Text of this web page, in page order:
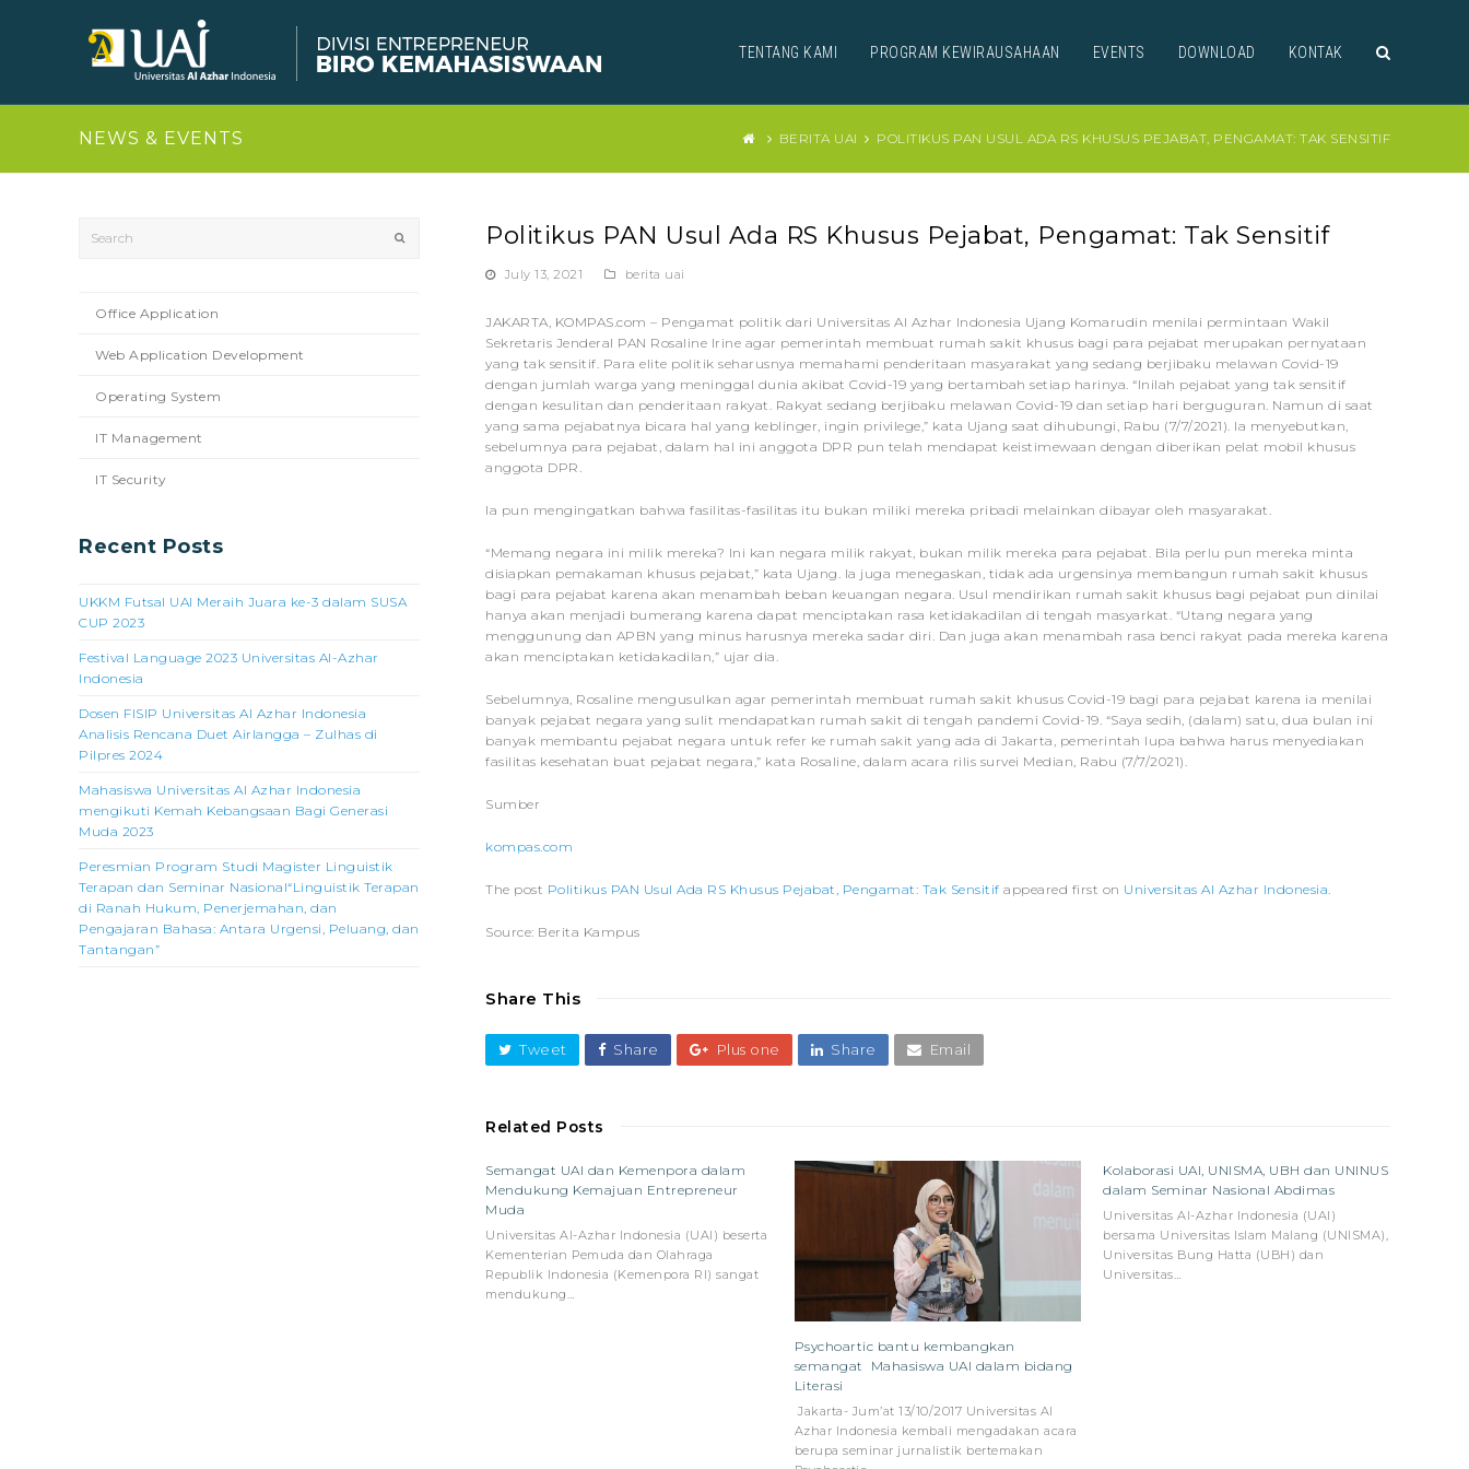
TENTANG KAMI PROGRAM KEWIRAUSAHAAN EVENTS DOWNLOAD KONTAK
NEWS & EVENTS BERITA UAI POLITIKUS PAN USUL ADA RS KHUSUS PEJABAT, PENGAMAT: TAK SENSITIF
Politikus PAN Usul Ada RS Khusus Pejabat, Pengamat: Tak Sensitif
July 13, 2021 berita uai
JAKARTA, KOMPAS.com – Pengamat politik dari Universitas Al Azhar Indonesia Ujang Komarudin menilai permintaan Wakil
Sekretaris Jenderal PAN Rosaline Irine agar pemerintah membuat rumah sakit khusus bagi para pejabat merupakan pernyataan
yang tak sensitif. Para elite politik seharusnya memahami penderitaan masyarakat yang sedang berjibaku melawan Covid-19
dengan jumlah warga yang meninggal dunia akibat Covid-19 yang bertambah setiap harinya. “Inilah pejabat yang tak sensitif
dengan kesulitan dan penderitaan rakyat. Rakyat sedang berjibaku melawan Covid-19 dan setiap hari berguguran. Namun di saat
yang sama pejabatnya bicara hal yang keblinger, ingin privilege,” kata Ujang saat dihubungi, Rabu (7/7/2021). Ia menyebutkan,
sebelumnya para pejabat, dalam hal ini anggota DPR pun telah mendapat keistimewaan dengan diberikan pelat mobil khusus
anggota DPR.
Ia pun mengingatkan bahwa fasilitas-fasilitas itu bukan miliki mereka pribadi melainkan dibayar oleh masyarakat.
“Memang negara ini milik mereka? Ini kan negara milik rakyat, bukan milik mereka para pejabat. Bila perlu pun mereka minta
disiapkan pemakaman khusus pejabat,” kata Ujang. Ia juga menegaskan, tidak ada urgensinya membangun rumah sakit khusus
bagi para pejabat karena akan menambah beban keuangan negara. Usul mendirikan rumah sakit khusus bagi pejabat pun dinilai
hanya akan menjadi bumerang karena dapat menciptakan rasa ketidakadilan di tengah masyarkat. “Utang negara yang
menggunung dan APBN yang minus harusnya mereka sadar diri. Dan juga akan menambah rasa benci rakyat pada mereka karena
akan menciptakan ketidakadilan,” ujar dia.
Sebelumnya, Rosaline mengusulkan agar pemerintah membuat rumah sakit khusus Covid-19 bagi para pejabat karena ia menilai
banyak pejabat negara yang sulit mendapatkan rumah sakit di tengah pandemi Covid-19. “Saya sedih, (dalam) satu, dua bulan ini
banyak membantu pejabat negara untuk refer ke rumah sakit yang ada di Jakarta, pemerintah lupa bahwa harus menyediakan
fasilitas kesehatan buat pejabat negara,” kata Rosaline, dalam acara rilis survei Median, Rabu (7/7/2021).
Sumber
kompas.com
The post Politikus PAN Usul Ada RS Khusus Pejabat, Pengamat: Tak Sensitif appeared first on Universitas Al Azhar Indonesia.
Source: Berita Kampus
Share This
Tweet Share Plus one Share Email
Related Posts
Semangat UAI dan Kemenpora dalam
Mendukung Kemajuan Entrepreneur
Muda
Universitas Al-Azhar Indonesia (UAI) beserta
Kementerian Pemuda dan Olahraga
Republik Indonesia (Kemenpora RI) sangat
mendukung…
Psychoartic bantu kembangkan
semangat Mahasiswa UAI dalam bidang
Literasi
Jakarta- Jum’at 13/10/2017 Universitas Al
Azhar Indonesia kembali mengadakan acara
berupa seminar jurnalistik bertemakan
Kolaborasi UAI, UNISMA, UBH dan UNINUS
dalam Seminar Nasional Abdimas
Universitas Al-Azhar Indonesia (UAI)
bersama Universitas Islam Malang (UNISMA),
Universitas Bung Hatta (UBH) dan
Universitas…
Office Application
Web Application Development
Operating System
IT Management
IT Security
Recent Posts
UKKM Futsal UAI Meraih Juara ke-3 dalam SUSA
CUP 2023
Festival Language 2023 Universitas Al-Azhar
Indonesia
Dosen FISIP Universitas Al Azhar Indonesia
Analisis Rencana Duet Airlangga – Zulhas di
Pilpres 2024
Mahasiswa Universitas Al Azhar Indonesia
mengikuti Kemah Kebangsaan Bagi Generasi
Muda 2023
Peresmian Program Studi Magister Linguistik
Terapan dan Seminar Nasional“Linguistik Terapan
di Ranah Hukum, Penerjemahan, dan
Pengajaran Bahasa: Antara Urgensi, Peluang, dan
Tantangan”